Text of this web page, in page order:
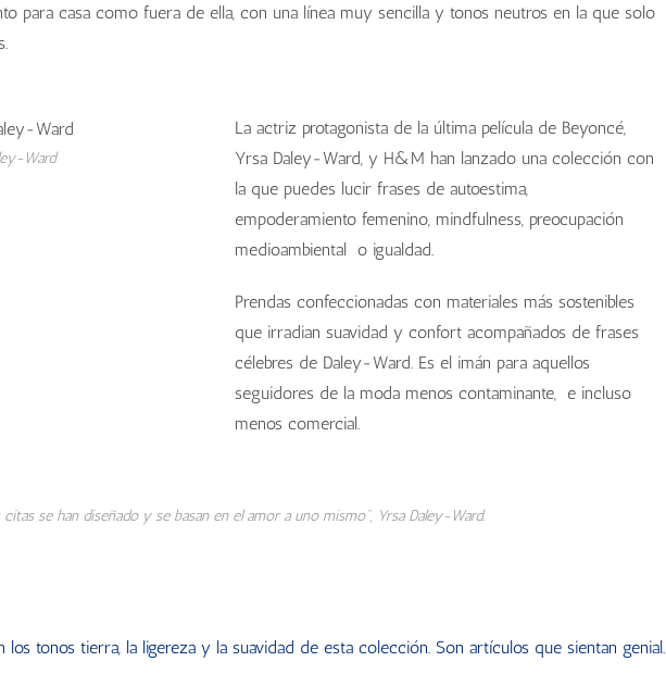
para casa como fuera de ella, con una línea muy sencilla y tonos neutros en la que solo
Ward
La actriz protagonista de la última película de Beyoncé,
Yrsa Daley-Ward, y H&M han lanzado una colección con
la que puedes lucir frases de autoestima,
empoderamiento femenino, mindfulness, preocupación
medioambiental o igualdad.
Prendas confeccionadas con materiales más sostenibles
que irradian suavidad y confort acompañados de frases
célebres de Daley-Ward. Es el imán para aquellos
seguidores de la moda menos contaminante, e incluso
menos comercial.
citas se han diseñado y se basan en el amor a uno mismo", Yrsa Daley-Ward.
los tonos tierra, la ligereza y la suavidad de esta colección. Son artículos que sientan genial.